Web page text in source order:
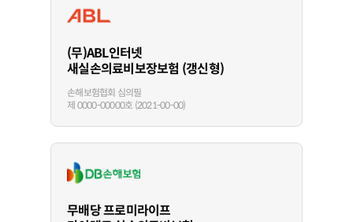
(무)ABL인터넷
새실손의료비보장보험 (갱신형)
손해보험협회 심의필
제 0000-00000호 (2021-00-00)
무배당 프로미라이프